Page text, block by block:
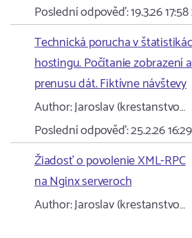
Poslední odpověď:19.3.26 17:58
Technická porucha v
hostingu. Počítanie zobrazení a
prenusu dát. Fiktívne návštevy
Author:Jaroslav (krestanstvo…
Poslední odpověď:25.2.26 16:29
Žiadosť o povolenie XML-RPC
na Nginx serveroch
Author:Jaroslav (krestanstvo…